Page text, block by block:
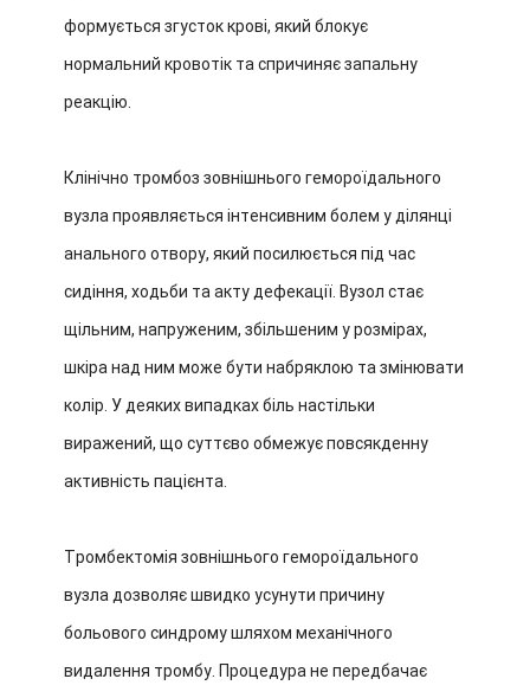
формується згусток крові, який блокує
нормальний кровотік та спричиняє запальну
реакцію.
Клінічно тромбоз зовнішнього гемороїдального
вузла проявляється інтенсивним болем у ділянці
анального отвору, який посилюється під час
сидіння, ходьби та акту дефекації. Вузол стає
щільним, напруженим, збільшеним урозмірах,
шкіра над ним може бути набряклою та змінювати
колір. У деяких випадках біль настільки
виражений, що суттєво обмежує повсякденну
активність пацієнта.
Тромбектомія зовнішнього гемороїдального
вузла дозволяє швидко усунути причину
больового синдрому шляхом механічного
видалення тромбу. Процедура не передбачає